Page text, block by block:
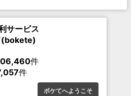
サービス
(bokete)
件
件
ボケてへようこそ